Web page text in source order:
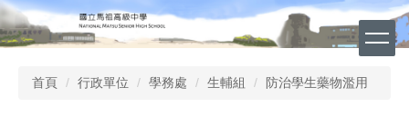
跳
到
主
首頁 行政單位 學務處 生輔組 防治學生藥物濫用